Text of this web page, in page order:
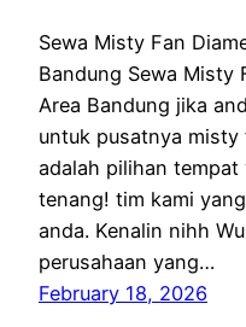
Sewa Misty Fan
Bandung Sewa Misty
Area Bandung jika
untuk pusatnya
adalah pilihan
tenang! tim kami
anda. Kenalin nihh
perusahaan yang…
February 18, 2026